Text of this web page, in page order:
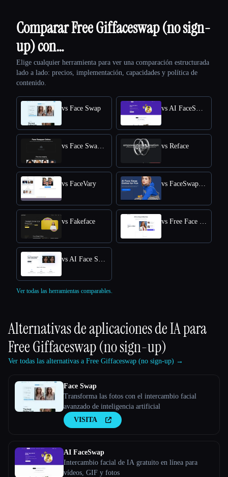
Comparar Free Giffaceswap (no sign-
up) con…
Elige cualquier herramienta para ver una comparación estructurada
lado a lado: precios, implementación, capacidades y política de
contenido.
vs Face Swap vs AI FaceSwap
vs Face Swapper vs Reface
vs FaceVary vs FaceSwapper
vs Fakeface vs Free Face Swap
vs AI Face Swap App
Ver todas las herramientas comparables.
Alternativas de aplicaciones de IA para
Free Giffaceswap (no sign-up)
Ver todas las alternativas a Free Giffaceswap (no sign-up) →
Face Swap
Transforma las fotos con el intercambio facial
avanzado de inteligencia artificial
VISITA
AI FaceSwap
Intercambio facial de IA gratuito en línea para
vídeos, GIF y fotos